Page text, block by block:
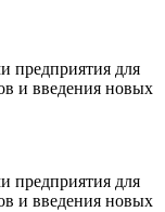
предприятия для
и введения новых
предприятия для
и введения новых